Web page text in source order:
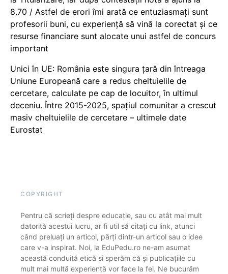
8.70 / Astfel de erori îmi arată ce entuziasmați sunt
profesorii buni, cu experiență să vină la corectat și ce
resurse financiare sunt alocate unui astfel de concurs
important
Unici în UE: România este singura țară din întreaga
Uniune Europeană care a redus cheltuielile de
cercetare, calculate pe cap de locuitor, în ultimul
deceniu. Între 2015-2025, spațiul comunitar a crescut
masiv cheltuielile de cercetare – ultimele date
Eurostat
COPYRIGHT
Pentru că scrieți despre educație, sau cu atât mai mult
datorită acestui lucru, ar fi util să citați cu link, atunci
când preluați un articol, părți dintr-un articol sau o idee
care v-a inspirat. Noi, la EduPedu.ro ne-am asumat
această conduită etică și sperăm că și publicațiile cu
mult mai multă experiență vor face la fel. Ne bucurăm